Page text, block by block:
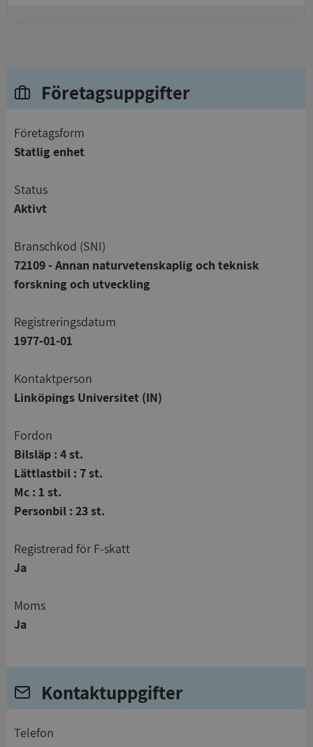
Företagsuppgifter
företagsform
Statlig enhet
status
Aktivt
branschkod (SNI)
72109 - Annan naturvetenskaplig och teknisk
forskning och utveckling
registreringsdatum
1977-01-01
Kontaktperson
Linköpings Universitet (IN)
Fordon
Bilsläp : 4 st.
Lättlastbil : 7 st.
Mc : 1 st.
Personbil : 23 st.
registrerad för F-skatt
Ja
Moms
Ja
Kontaktuppgifter
telefon